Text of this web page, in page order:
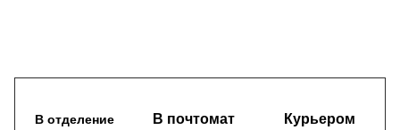
В отделение В почтомат Курьером